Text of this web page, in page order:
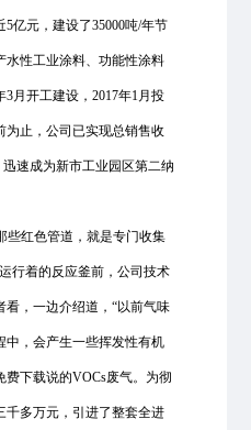
亿元，建设了35000吨/年节
水性工业涂料、功能性涂料
月开工建设，2017年1月投
为止，公司已实现总销售收
速成为新市工业园区第二纳
些红色管道，就是专门收集
行着的反应釜前，公司技术
，一边介绍道，“以前气味
中，会产生一些挥发性有机
下载说的VOCs废气。为彻
千多万元，引进了整套全进